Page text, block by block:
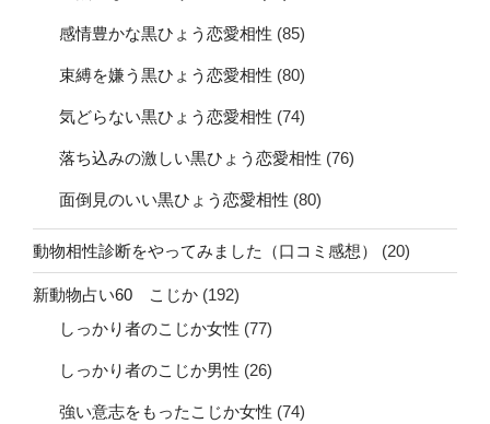
感情豊かな黒ひょう恋愛相性 (85)
束縛を嫌う黒ひょう恋愛相性 (80)
気どらない黒ひょう恋愛相性 (74)
落ち込みの激しい黒ひょう恋愛相性 (76)
面倒見のいい黒ひょう恋愛相性 (80)
動物相性診断をやってみました（口コミ感想） (20)
新動物占い60 こじか (192)
しっかり者のこじか女性 (77)
しっかり者のこじか男性 (26)
強い意志をもったこじか女性 (74)